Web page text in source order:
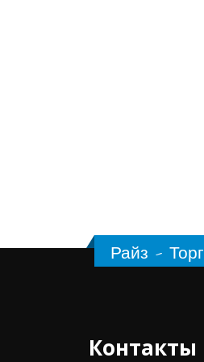
Райз - Торг
Контакты